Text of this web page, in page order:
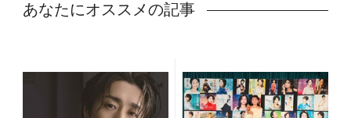
あなたにオススメの記事